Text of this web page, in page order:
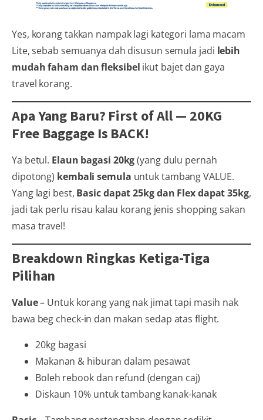
Yes, korang takkan nampak lagi kategori lama macam
Lite, sebab semuanya dah disusun semula jadi lebih
mudah faham dan fleksibel ikut bajet dan gaya
travel korang.
Apa Yang Baru? First of All — 20KG
Free Baggage Is BACK!
Ya betul. Elaun bagasi 20kg(yang dulu pernah
dipotong) kembali semula untuk tambang VALUE.
Yang lagi best, Basic dapat 25kg dan Flex dapat 35kg,
jadi tak perlu risau kalau korang jenis shopping sakan
masa travel!
Breakdown Ringkas Ketiga-Tiga
Pilihan
Value– Untuk korang yang nak jimat tapi masih nak
bawa beg check-in dan makan sedap atas flight.
20kg bagasi
Makanan & hiburan dalam pesawat
Boleh rebook dan refund (dengan caj)
Diskaun 10% untuk tambang kanak-kanak